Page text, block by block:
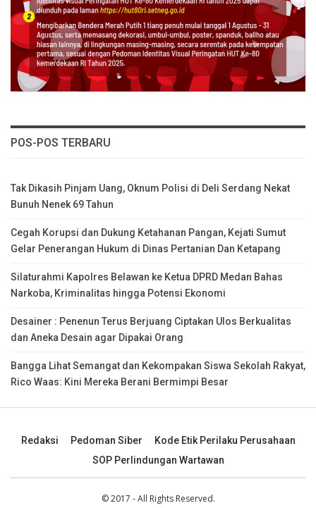
POS-POS TERBARU
Tak Dikasih Pinjam Uang, Oknum Polisi di Deli Serdang Nekat
Bunuh Nenek 69 Tahun
Cegah Korupsi dan Dukung Ketahanan Pangan, Kejati Sumut
Gelar Penerangan Hukum di Dinas Pertanian Dan Ketapang
Silaturahmi Kapolres Belawan ke Ketua DPRD Medan Bahas
Narkoba, Kriminalitas hingga Potensi Ekonomi
Desainer : Penenun Terus Berjuang Ciptakan Ulos Berkualitas
dan Aneka Desain agar Dipakai Orang
Bangga Lihat Semangat dan Kekompakan Siswa Sekolah Rakyat,
Rico Waas: Kini Mereka Berani Bermimpi Besar
Redaksi Pedoman Siber
Kode Etik Perilaku Perusahaan
SOP Perlindungan Wartawan
© 2017 - All Rights Reserved.